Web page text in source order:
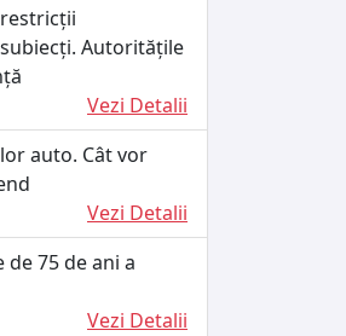
Autoritățile
Vezi Detalii
auto. Cât vor
Vezi Detalii
75 de ani a
Vezi Detalii